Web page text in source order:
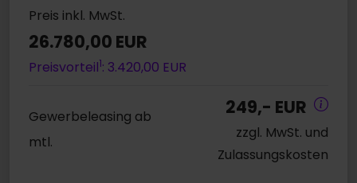
Preis inkl. MwSt.
26.780,00 EUR
Preisvorteil1: 3.420,00 EUR
Gewerbeleasing ab
mtl.
249,- EUR
zzgl. MwSt. und
Zulassungskosten